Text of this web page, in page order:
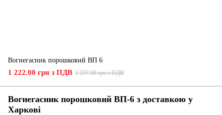
Вогнегасник порошковий ВП 6
1 222.00 грн з ПДВ 1 297.00 грн з ПДВ
Вогнегасник порошковий ВП-6 з доставкою у
Харкові